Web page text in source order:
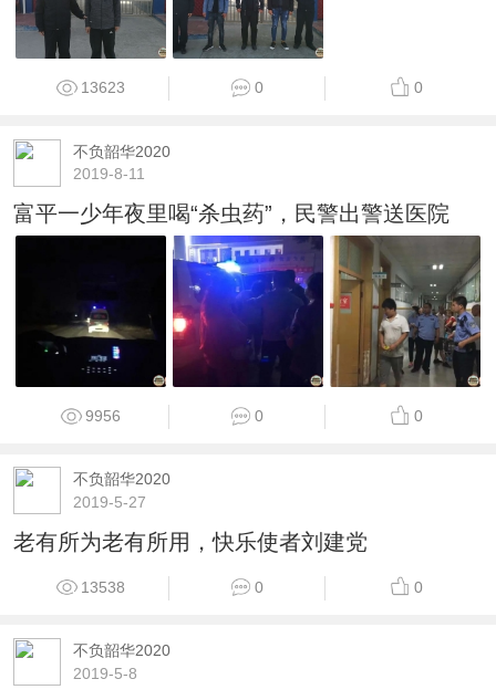
13623 0 0
不负韶华2020
2019-8-11
富平一少年夜里喝“杀虫药”，民警出警送医院
9956 0 0
不负韶华2020
2019-5-27
老有所为老有所用，快乐使者刘建党
13538 0 0
不负韶华2020
2019-5-8